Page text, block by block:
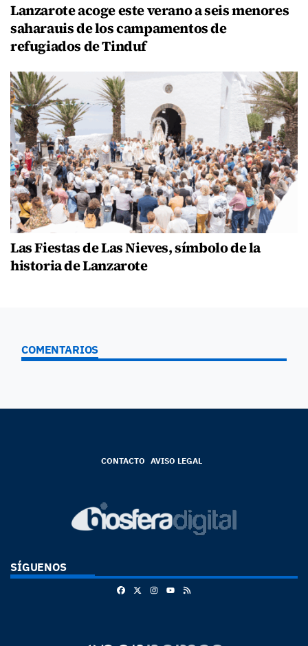
Lanzarote acoge este verano a seis menores
saharauis de los campamentos de
refugiados de Tinduf
Las Fiestas de Las Nieves, símbolo de la
historia de Lanzarote
COMENTARIOS
CONTACTO AVISO LEGAL
SÍGUENOS
FacebookInstagram